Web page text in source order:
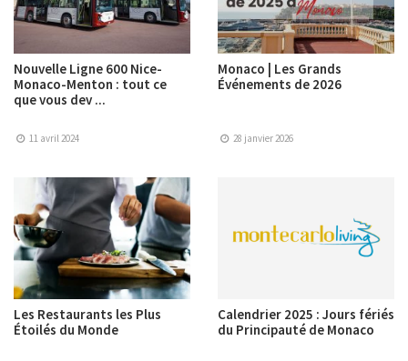
Nouvelle Ligne 600 Nice-
Monaco-Menton : tout ce
que vous dev ...
11 avril 2024
Monaco | Les Grands
Événements de 2026
28 janvier 2026
Les Restaurants les Plus
Étoilés du Monde
Calendrier 2025 : Jours fériés
du Principauté de Monaco